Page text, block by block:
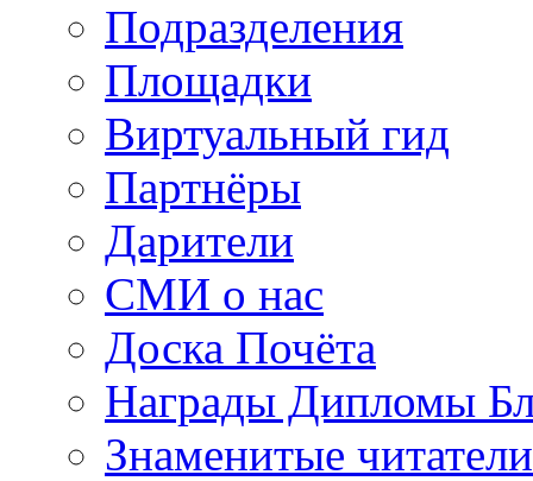
Подразделения
Площадки
Виртуальный гид
Партнёры
Дарители
СМИ о нас
Доска Почёта
Награды Дипломы
Знаменитые